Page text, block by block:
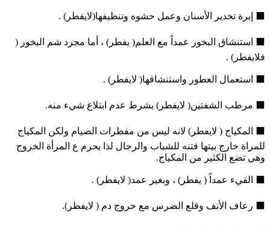
⬛ إبرة تخدير الأسنان وعمل حشوه وتنظيفها(لايفطر) .
⬛ استنشاق البخور عمداً مع العلم( يفطر) ، أما مجرد شم البخور (
فلايفطر) .
⬛ استعمال العطور واستنشاقها( لايفطر) .
⬛ مرطب الشفتين( لايفطر) بشرط عدم ابتلاع شيء منه.
⬛ المكياج ( لايفطر) لانه ليس من مفطرات الصيام ولكن المكياج
للمراة خارج بيتها فتنه للشباب والرجال لذا يحرم ع المرأة الخروج
وهي تضع الكثير من المكياج.
⬛ القيء عمداً ( يفطر) ، وبغير عمد( لايفطر) .
⬛ رعاف الأنف وقلع الضرس مع خروج دم ( لايفطر).